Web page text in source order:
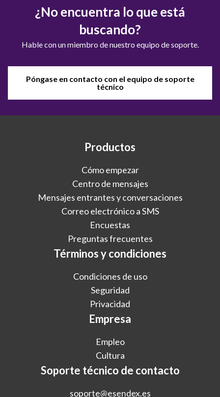
¿No encuentra lo que está
buscando?
Hable con un miembro de nuestro equipo de soporte.
Póngase en contacto con el equipo de soporte
técnico
Productos
Cómo empezar
Centro de mensajes
Mensajes entrantes y conversaciones
Correo electrónico a SMS
Encuestas
Preguntas frecuentes
Términos y condiciones
Condiciones de uso
Seguridad
Privacidad
Empresa
Empleo
Cultura
Soporte técnico de contacto
soporte@esendex.es